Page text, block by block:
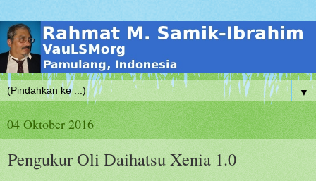
▼
04 Oktober 2016
Pengukur Oli Daihatsu Xenia 1.0